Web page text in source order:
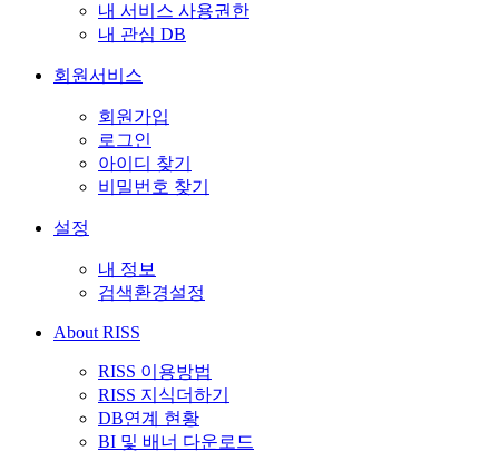
내 서비스 사용권한
내 관심 DB
회원서비스
회원가입
로그인
아이디 찾기
비밀번호 찾기
설정
내 정보
검색환경설정
About RISS
RISS 이용방법
RISS 지식더하기
DB연계 현황
BI 및 배너 다운로드